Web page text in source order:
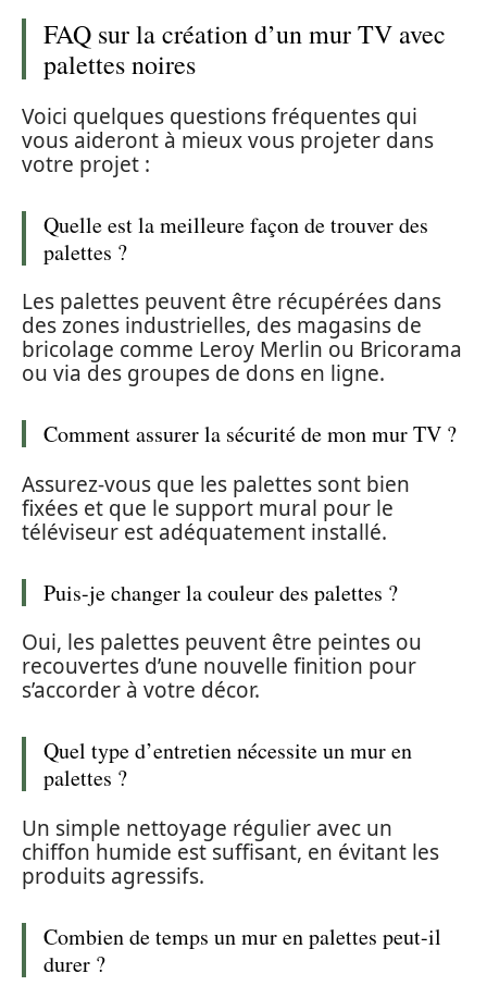
FAQ sur la création d’un mur TV avec
palettes noires
Voici quelques questions fréquentes qui
vous aideront à mieux vous projeter dans
votre projet :
Quelle est la meilleure façon de trouver des
palettes ?
Les palettes peuvent être récupérées dans
des zones industrielles, des magasins de
bricolage comme Leroy Merlin ou Bricorama
ou via des groupes de dons en ligne.
Comment assurer la sécurité de mon mur TV ?
Assurez-vous que les palettes sont bien
fixées et que le support mural pour le
téléviseur est adéquatement installé.
Puis-je changer la couleur des palettes ?
Oui, les palettes peuvent être peintes ou
recouvertes d’une nouvelle finition pour
s’accorder à votre décor.
Quel type d’entretien nécessite un mur en
palettes ?
Un simple nettoyage régulier avec un
chiffon humide est suffisant, en évitant les
produits agressifs.
Combien de temps un mur en palettes peut-il
durer ?